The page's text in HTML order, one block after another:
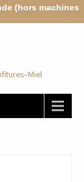
(hors machines